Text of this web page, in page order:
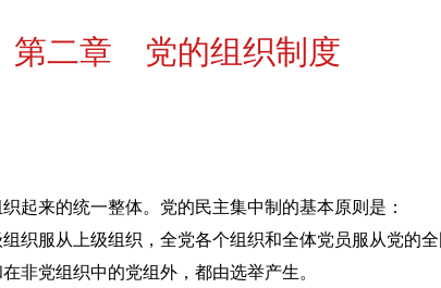
第二章 党的组织制度
来的统一整体。党的民主集中制的基本原则是：
服从上级组织，全党各个组织和全体党员服从党的全
党组织中的党组外，都由选举产生。